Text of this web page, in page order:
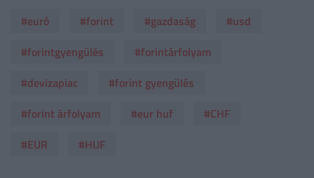
#euró
#forint #gazdaság
#usd
#forintgyengülés
#forintárfolyam
#devizapiac
#forint gyengülés
#forint árfolyam
#eur huf
#CHF
#EUR
#HUF